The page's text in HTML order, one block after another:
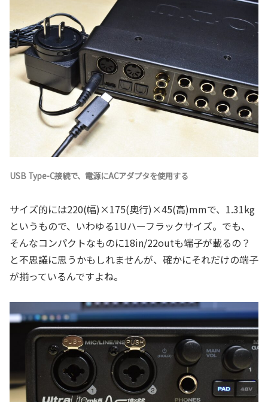
USB Type-C接続で、電源にACアダプタを使用する
サイズ的には220(幅)×175(奥行)×45(高)mmで、1.31kg
というもので、いわゆる1Uハーフラックサイズ。でも、
そんなコンパクトなものに18in/22outも端子が載るの？
と不思議に思うかもしれませんが、確かにそれだけの端子
が揃っているんですよね。